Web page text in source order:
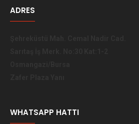
ADRES
WHATSAPP HATTI